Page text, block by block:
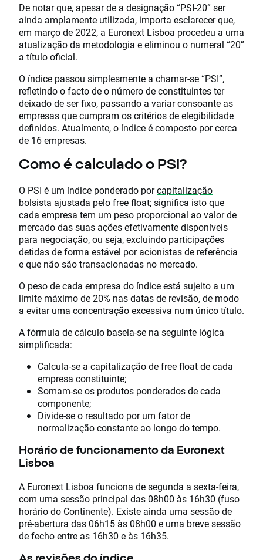
De notar que, apesar de a designação “PSI-20” ser
ainda amplamente utilizada, importa esclarecer que,
em março de 2022, a Euronext Lisboa procedeu a uma
atualização da metodologia e eliminou o numeral “20”
a título oficial.
O índice passou simplesmente a chamar-se “PSI”,
refletindo o facto de o número de constituintes ter
deixado de ser fixo, passando a variar consoante as
empresas que cumpram os critérios de elegibilidade
definidos. Atualmente, o índice é composto por cerca
de 16 empresas.
Como é calculado o PSI?
O PSI é um índice ponderado porcapitalização
bolsista ajustada pelo free float; significa isto que
cada empresa tem um peso proporcional ao valor de
mercado das suas ações efetivamente disponíveis
para negociação, ou seja, excluindo participações
detidas de forma estável por acionistas de referência
e que não são transacionadas no mercado.
O peso de cada empresa do índice está sujeito a um
limite máximo de 20% nas datas de revisão, de modo
a evitar uma concentração excessiva num único título.
A fórmula de cálculo baseia-se na seguinte lógica
simplificada:
Calcula-se a capitalização de free float de cada
empresa constituinte;
Somam-se os produtos ponderados de cada
componente;
Divide-se o resultado por um fator de
normalização constante ao longo do tempo.
Horário de funcionamento da Euronext
Lisboa
A Euronext Lisboa funciona de segunda a sexta-feira,
com uma sessão principal das 08h00 às 16h30 (fuso
horário do Continente). Existe ainda uma sessão de
pré-abertura das 06h15 às 08h00 e uma breve sessão
de fecho entre as 16h30 e às 16h35.
As revisões do índice